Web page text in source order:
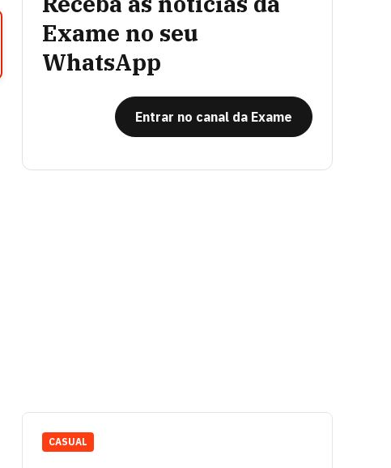
Exame no seu
WhatsApp
Entrar no canal da Exame
CASUAL